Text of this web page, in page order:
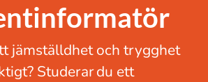
jämställdhet och trygghet
Studerar du ett